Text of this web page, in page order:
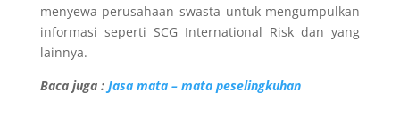
menyewa perusahaan swasta untuk mengumpulkan
informasi seperti SCG International Risk dan yang
lainnya.
Baca juga : Jasa mata – mata peselingkuhan